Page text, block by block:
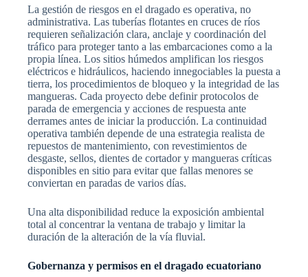
La gestión de riesgos en el dragado es operativa, no
administrativa. Las tuberías flotantes en cruces de ríos
requieren señalización clara, anclaje y coordinación del
tráfico para proteger tanto a las embarcaciones como a la
propia línea. Los sitios húmedos amplifican los riesgos
eléctricos e hidráulicos, haciendo innegociables la puesta a
tierra, los procedimientos de bloqueo y la integridad de las
mangueras. Cada proyecto debe definir protocolos de
parada de emergencia y acciones de respuesta ante
derrames antes de iniciar la producción. La continuidad
operativa también depende de una estrategia realista de
repuestos de mantenimiento, con revestimientos de
desgaste, sellos, dientes de cortador y mangueras críticas
disponibles en sitio para evitar que fallas menores se
conviertan en paradas de varios días.
Una alta disponibilidad reduce la exposición ambiental
total al concentrar la ventana de trabajo y limitar la
duración de la alteración de la vía fluvial.
Gobernanza y permisos en el dragado ecuatoriano